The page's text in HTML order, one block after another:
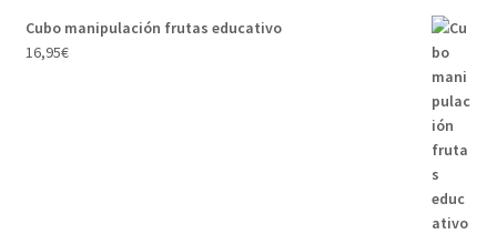
Cubo manipulación frutas educativo
16,95€